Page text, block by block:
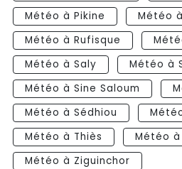
Météo à Pikine
Météo
Météo à Rufisque
Météo à Saly
Météo à
Météo à Sine Saloum
Météo à Sédhiou
Météo à Thiès
Météo à
Météo à Ziguinchor